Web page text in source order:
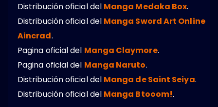
Distribución oficial del Manga Medaka Box.
Distribución oficial del Manga Sword Art Online
Aincrad.
Pagina oficial del Manga Claymore.
Pagina oficial del Manga Naruto.
Distribución oficial del Manga de Saint Seiya.
Distribución oficial del Manga Btooom!.